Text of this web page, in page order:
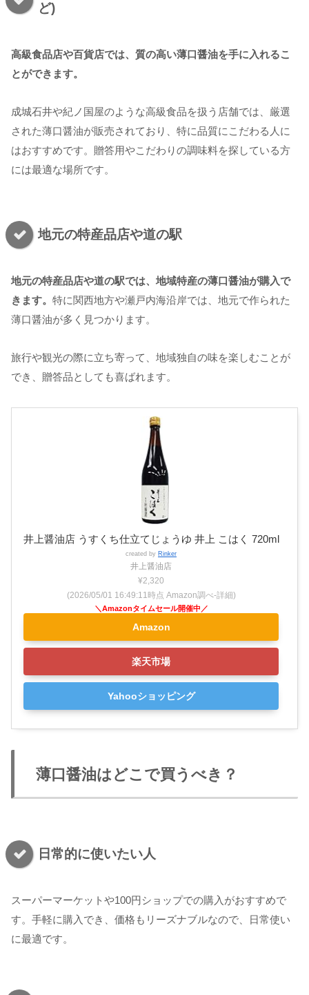
ど)
高級食品店や百貨店では、質の高い薄口醤油を手に入れるこ
とができます。
成城石井や紀ノ国屋のような高級食品を扱う店舗では、厳選
された薄口醤油が販売されており、特に品質にこだわる人に
はおすすめです。贈答用やこだわりの調味料を探している方
には最適な場所です。
地元の特産品店や道の駅
地元の特産品店や道の駅では、地域特産の薄口醤油が購入で
きます。 特に関西地方や瀬戸内海沿岸では、地元で作られた
薄口醤油が多く見つかります。
旅行や観光の際に立ち寄って、地域独自の味を楽しむことが
でき、贈答品としても喜ばれます。
井上醤油店 うすくち仕立てじょうゆ 井上 こはく 720ml
created by Rinker
井上醤油店
¥2,320
(2026/05/01 16:49:11時点 Amazon調べ-詳細)
Amazon
楽天市場
Yahooショッピング
薄口醤油はどこで買うべき？
日常的に使いたい人
スーパーマーケットや100円ショップでの購入がおすすめで
す。手軽に購入でき、価格もリーズナブルなので、日常使い
に最適です。